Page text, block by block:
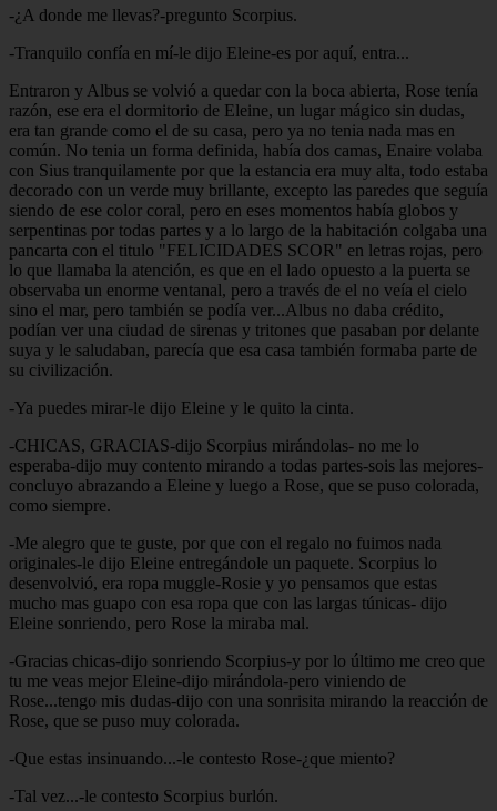
-¿A donde me llevas?-pregunto Scorpius.
-Tranquilo confía en mí-le dijo Eleine-es por aquí, entra...
Entraron y Albus se volvió a quedar con la boca abierta, Rose tenía
razón, ese era el dormitorio de Eleine, un lugar mágico sin dudas,
era tan grande como el de su casa, pero ya no tenia nada mas en
común. No tenia un forma definida, había dos camas, Enaire volaba
con Sius tranquilamente por que la estancia era muy alta, todo estaba
decorado con un verde muy brillante, excepto las paredes que seguía
siendo de ese color coral, pero en eses momentos había globos y
serpentinas por todas partes y a lo largo de la habitación colgaba una
pancarta con el titulo "FELICIDADES SCOR" en letras rojas, pero
lo que llamaba la atención, es que en el lado opuesto a la puerta se
observaba un enorme ventanal, pero a través de el no veía el cielo
sino el mar, pero también se podía ver...Albus no daba crédito,
podían ver una ciudad de sirenas y tritones que pasaban por delante
suya y le saludaban, parecía que esa casa también formaba parte de
su civilización.
-Ya puedes mirar-le dijo Eleine y le quito la cinta.
-CHICAS, GRACIAS-dijo Scorpius mirándolas- no me lo
esperaba-dijo muy contento mirando a todas partes-sois las mejores-
concluyo abrazando a Eleine y luego a Rose, que se puso colorada,
como siempre.
-Me alegro que te guste, por que con el regalo no fuimos nada
originales-le dijo Eleine entregándole un paquete. Scorpius lo
desenvolvió, era ropa muggle-Rosie y yo pensamos que estas
mucho mas guapo con esa ropa que con las largas túnicas- dijo
Eleine sonriendo, pero Rose la miraba mal.
-Gracias chicas-dijo sonriendo Scorpius-y por lo último me creo que
tu me veas mejor Eleine-dijo mirándola-pero viniendo de
Rose...tengo mis dudas-dijo con una sonrisita mirando la reacción de
Rose, que se puso muy colorada.
-Que estas insinuando...-le contesto Rose-¿que miento?
-Tal vez...-le contesto Scorpius burlón.